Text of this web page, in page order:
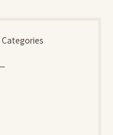
Categories